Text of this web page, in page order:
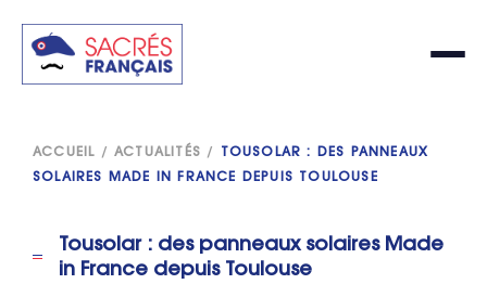
ACCUEIL /ACTUALITÉS /
TOUSOLAR : DES PANNEAUX
SOLAIRES MADE IN FRANCE DEPUIS TOULOUSE
Tousolar : des panneaux solaires Made
in France depuis Toulouse